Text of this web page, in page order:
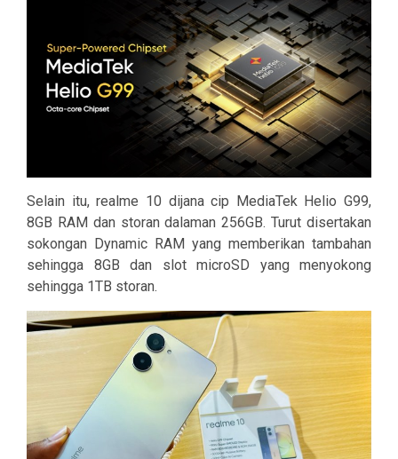
Selain itu, realme 10 dijana cip MediaTek Helio G99,
8GB RAM dan storan dalaman 256GB. Turut disertakan
sokongan Dynamic RAM yang memberikan tambahan
sehingga 8GB dan slot microSD yang menyokong
sehingga 1TB storan.